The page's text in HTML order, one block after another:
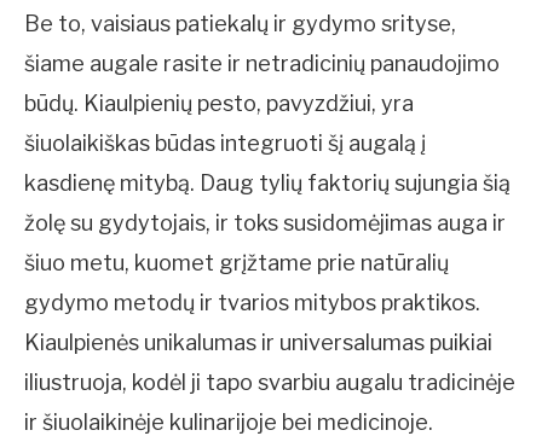
Be to, vaisiaus patiekalų ir gydymo srityse,
šiame augale rasite ir netradicinių panaudojimo
būdų. Kiaulpienių pesto, pavyzdžiui, yra
šiuolaikiškas būdas integruoti šį augalą į
kasdienę mitybą. Daug tylių faktorių sujungia šią
žolę su gydytojais, ir toks susidomėjimas auga ir
šiuo metu, kuomet grįžtame prie natūralių
gydymo metodų ir tvarios mitybos praktikos.
Kiaulpienės unikalumas ir universalumas puikiai
iliustruoja, kodėl ji tapo svarbiu augalu tradicinėje
ir šiuolaikinėje kulinarijoje bei medicinoje.